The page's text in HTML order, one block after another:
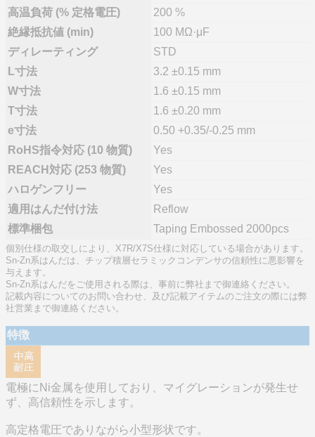
高温負荷 (% 定格電圧)
200 %
絶縁抵抗値 (min)
100 MΩ·μF
ディレーティング
STD
L寸法
3.2 ±0.15 mm
W寸法
1.6 ±0.15 mm
T寸法
1.6 ±0.20 mm
e寸法
0.50 +0.35/-0.25 mm
RoHS指令対応 (10 物質)
Yes
REACH対応 (253 物質)
Yes
ハロゲンフリー
Yes
適用はんだ付け法
Reflow
標準梱包
Taping Embossed 2000pcs
個別仕様の取交しにより、X7R/X7S仕様に対応している場合があります。
Sn-Zn系はんだは、チップ積層セラミックコンデンサの信頼性に悪影響を
与えます。
Sn-Zn系はんだをご使用される際は、事前に弊社まで御連絡ください。
記載内容についてのお問い合わせ、及び記載アイテムのご注文の際には弊
社営業まで御連絡ください。
特徴
電極にNi金属を使用しており、マイグレーションが発生せ
ず、高信頼性を示します。
高定格電圧でありながら小型形状です。